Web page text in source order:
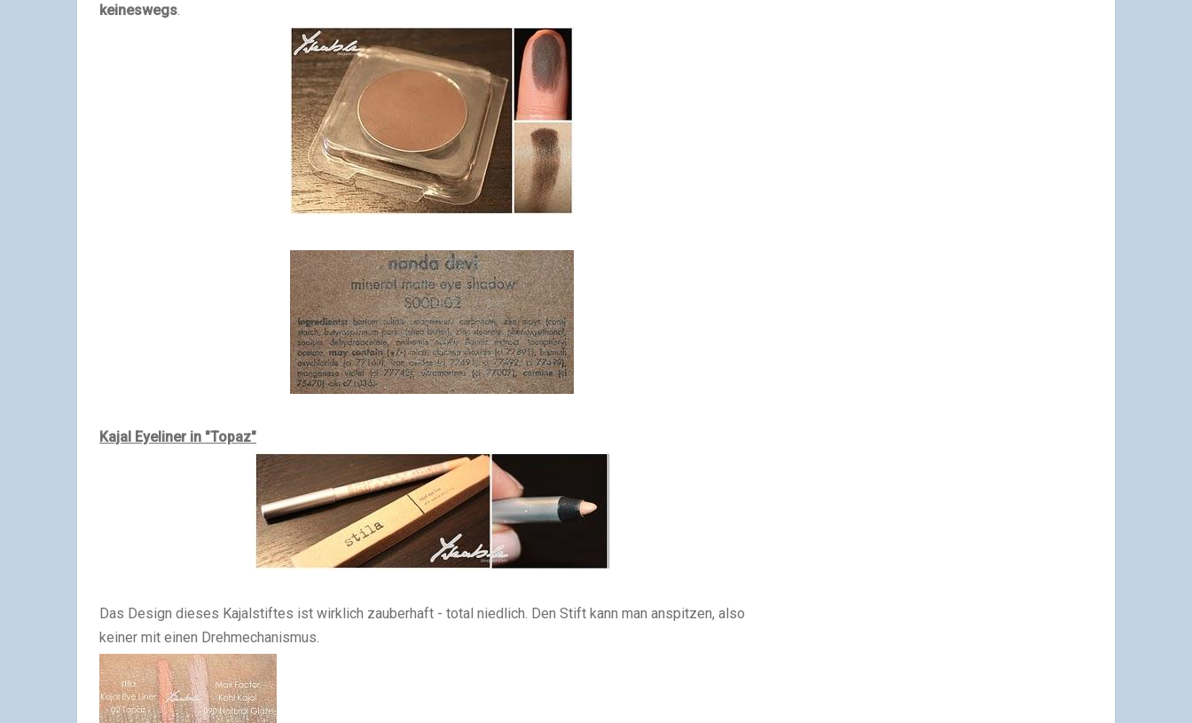
keineswegs.
Kajal Eyeliner in "Topaz"
Das Design dieses Kajalstiftes ist wirklich zauberhaft - total niedlich. Den Stift kann man anspitzen, also
keiner mit einen Drehmechanismus.